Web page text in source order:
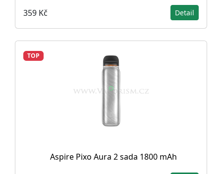
359 Kč Detail
TOP
Aspire Pixo Aura 2 sada 1800 mAh